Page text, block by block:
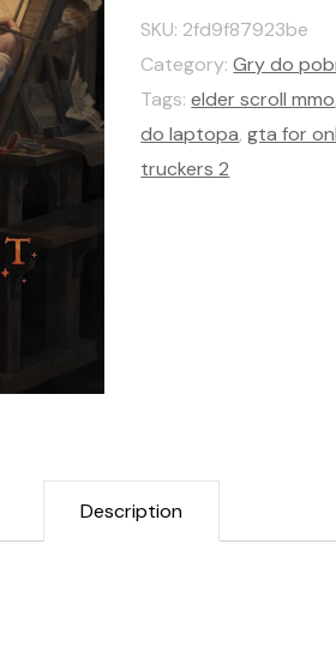
SKU: 2fd9f87923be
Category:Gry do
Tags:elder scroll mmo
do laptopa,gta for
truckers 2
Description